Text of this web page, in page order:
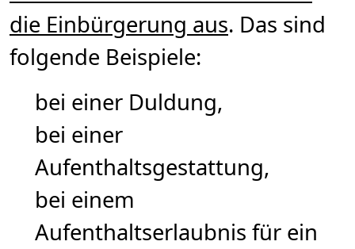
die Einbürgerung aus. Das sind
folgende Beispiele:
bei einer Duldung,
bei einer
Aufenthaltsgestattung,
bei einem
Aufenthaltserlaubnis für ein